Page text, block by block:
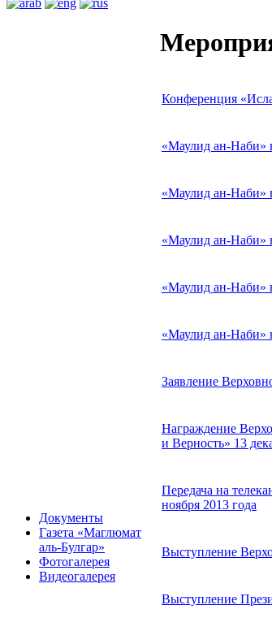
Документы
Газета «Маглюмат
аль-Булгар»
Фотогалерея
Видеогалерея
Конференция
«Маулид ан-Наби»
«Маулид ан-Наби»
«Маулид ан-Наби»
«Маулид ан-Наби»
«Маулид ан-Наби»
Заявление
Награждение
и Верность» 13
Передача на
ноября 2013 года
Выступление
Выступление